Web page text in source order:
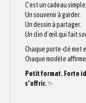
C’est un cadeau
Un souvenir à garder.
Un dessin à partager.
Un clin d’œil qui fait
Chaque porte-clé met
Chaque modèle
Petit format. Forte
s’offrir.✨